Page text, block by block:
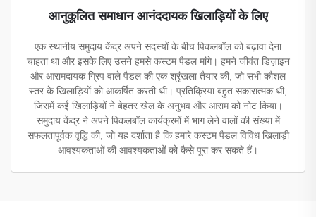
आनुकूलित समाधान आनंददायक खिलाड़ियों के लिए
एक स्थानीय समुदाय केंद्र अपने सदस्यों के बीच पिकलबॉल को बढ़ावा देना
चाहता था और इसके लिए उसने हमसे कस्टम पैडल मांगे। हमने जीवंत डिज़ाइन
और आरामदायक ग्रिप वाले पैडल की एक श्रृंखला तैयार की, जो सभी कौशल
स्तर के खिलाड़ियों को आकर्षित करती थी। प्रतिक्रिया बहुत सकारात्मक थी,
जिसमें कई खिलाड़ियों ने बेहतर खेल के अनुभव और आराम को नोट किया।
समुदाय केंद्र ने अपने पिकलबॉल कार्यक्रमों में भाग लेने वालों की संख्या में
सफलतापूर्वक वृद्धि की, जो यह दर्शाता है कि हमारे कस्टम पैडल विविध खिलाड़ी
आवश्यकताओं की आवश्यकताओं को कैसे पूरा कर सकते हैं।